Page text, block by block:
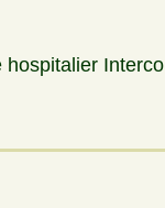
hospitalier